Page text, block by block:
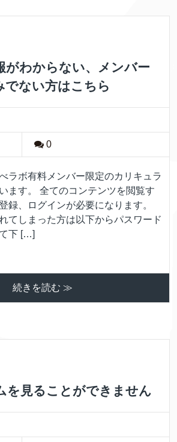
がわからない、メンバー
でない方はこちら
0
ラボ有料メンバー限定のカリキュラ
ます。 全てのコンテンツを閲覧す
録、ログインが必要になります。
てしまった方は以下からパスワード
下 […]
続きを読む ≫
を見ることができません